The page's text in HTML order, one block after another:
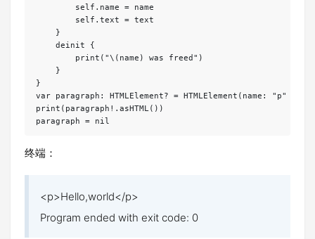
        self.name = name
        self.text = text
    }
    deinit {
        print("\(name) was freed")
    }
}
var paragraph: HTMLElement? = HTMLElement(name: "p"
print(paragraph!.asHTML())
终端：
<p>Hello,world</p>
Program ended with exit code: 0